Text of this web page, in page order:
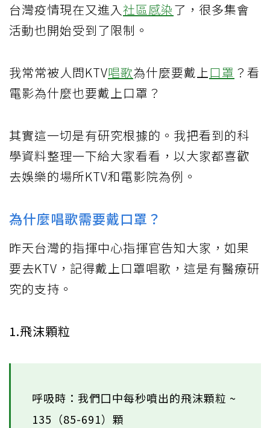
台灣疫情現在又進入社區感染了，很多集會
活動也開始受到了限制。
我常常被人問KTV唱歌為什麼要戴上口罩 ？看
電影為什麼也要戴上口罩？
其實這一切是有研究根據的。我把看到的科
學資料整理一下給大家看看，以大家都喜歡
去娛樂的場所KTV和電影院為例。
為什麼唱歌需要戴口罩？
昨天台灣的指揮中心指揮官告知大家，如果
要去KTV，記得戴上口罩唱歌，這是有醫療研
究的支持。
1.飛沫顆粒
呼吸時：我們囗中每秒噴出的飛沫顆粒 ~
135（85-691）顆